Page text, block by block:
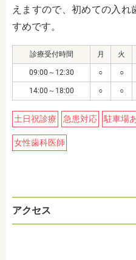
えますので、初めての入
すめです。
診療受付時間 月 火
09:00～12:30 ○ ○
14:00～18:00 ○ ○
土日祝診療 急患対応 駐車場
女性歯科医師
アクセス